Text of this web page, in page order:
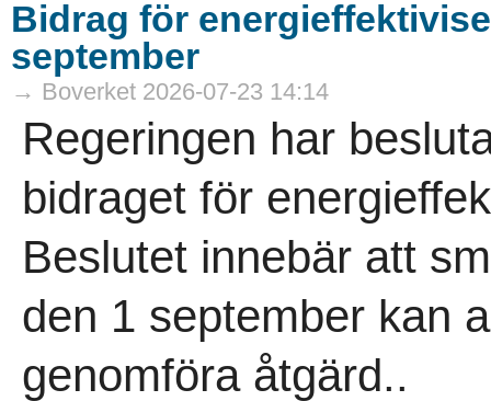
Bidrag för
september
→ Boverket 2026-07-23 14:14
Regeringen har
bidraget för
Beslutet innebär att
den 1 september kan
genomföra åtgärd..